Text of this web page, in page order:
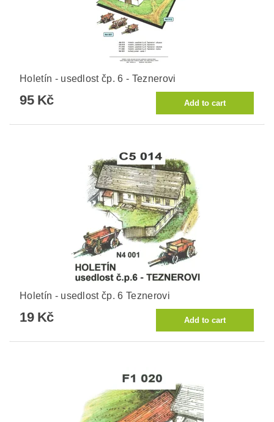
Holetín - usedlost čp. 6 - Teznerovi
95 Kč
Holetín - usedlost čp. 6 Teznerovi
19 Kč